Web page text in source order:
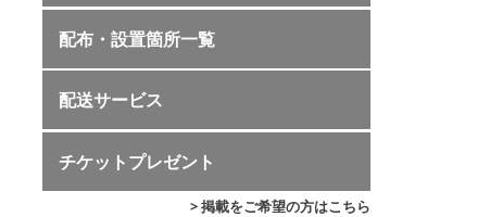
配布・設置箇所一覧
配送サービス
チケットプレゼント
> 掲載をご希望の方はこちら